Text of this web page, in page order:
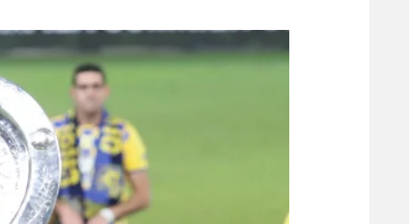
תקנון משתתפים וזוכים בפרסים
תקנון עבור פעילות אלקטרה
הפועל
מכבי
בני